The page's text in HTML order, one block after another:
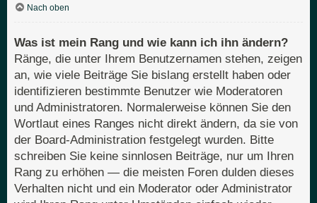
Nach oben
Was ist mein Rang und wie kann ich ihn ändern?
Ränge, die unter Ihrem Benutzernamen stehen, zeigen
an, wie viele Beiträge Sie bislang erstellt haben oder
identifizieren bestimmte Benutzer wie Moderatoren
und Administratoren. Normalerweise können Sie den
Wortlaut eines Ranges nicht direkt ändern, da sie von
der Board-Administration festgelegt wurden. Bitte
schreiben Sie keine sinnlosen Beiträge, nur um Ihren
Rang zu erhöhen — die meisten Foren dulden dieses
Verhalten nicht und ein Moderator oder Administrator